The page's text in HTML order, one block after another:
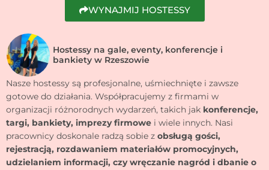
WYNAJMIJ HOSTESSY
Hostessy na gale, eventy, konferencje i
bankiety w Rzeszowie
Nasze hostessy są profesjonalne, uśmiechnięte i zawsze
gotowe do działania. Współpracujemy z firmami w
organizacji różnorodnych wydarzeń, takich jak konferencje,
targi, bankiety, imprezy firmowe i wiele innych. Nasi
pracownicy doskonale radzą sobie z obsługą gości,
rejestracją, rozdawaniem materiałów promocyjnych,
udzielaniem informacji, czy wręczanie nagród i dbanie o